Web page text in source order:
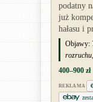
podatny
już
hałasu i
Objawy:
400–900 zł
REKLAMA